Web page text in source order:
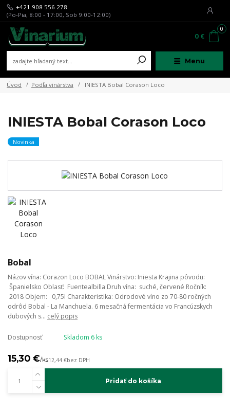
Menu
+421 908 556 278
(Po-Pia, 8:00 - 17:00, Sob 9:00-12:00)
0
0 €
Úvod Podľa vinárstva INIESTA Bobal Corason Loco
INIESTA Bobal Corason Loco
Novinka
Bobal
Názov vína: Corazon Loco BOBAL Vinárstvo: Iniesta Krajina pôvodu:
Španielsko Oblasť: Fuentealbilla Druh vína: suché, červené Ročník:
2018 Objem: 0,75l Charakteristika: Odrodové víno zo 70-80 ročných
odrôd Bobal - La Manchuela. 6 mesačná fermentácia vo Francúzskych
dubových s... celý popis
Dostupnosť Skladom 6 ks
15,30 €/ks12,44 €bez DPH
Pridať do košíka